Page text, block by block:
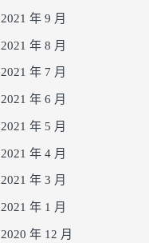
2021 年 9 月
2021 年 8 月
2021 年 7 月
2021 年 6 月
2021 年 5 月
2021 年 4 月
2021 年 3 月
2021 年 1 月
2020 年 12 月